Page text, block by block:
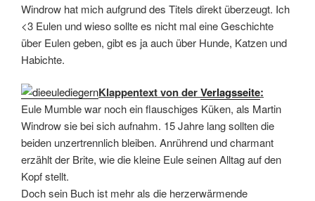
Windrow hat mich aufgrund des Titels direkt überzeugt. Ich
<3 Eulen und wieso sollte es nicht mal eine Geschichte
über Eulen geben, gibt es ja auch über Hunde, Katzen und
Habichte.
Klappentext von derVerlagsseite:
Eule Mumble war noch ein flauschiges Küken, als Martin
Windrow sie bei sich aufnahm. 15 Jahre lang sollten die
beiden unzertrennlich bleiben. Anrührend und charmant
erzählt der Brite, wie die kleine Eule seinen Alltag auf den
Kopf stellt.
Doch sein Buch ist mehr als die herzerwärmende